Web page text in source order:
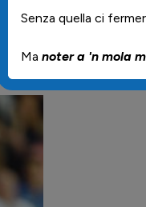
Senza quella ci
Ma noter a 'n mola